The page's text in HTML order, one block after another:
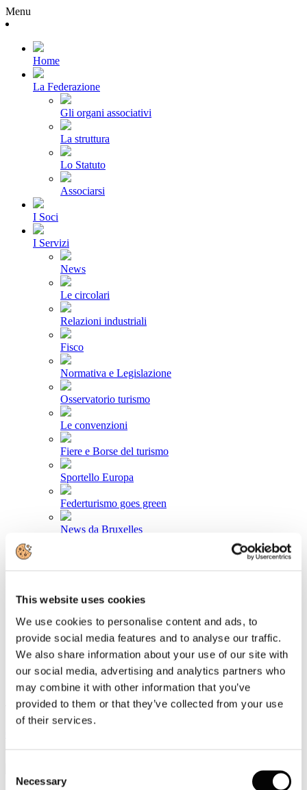
This website uses cookies
We use cookies to personalise content and ads, to
provide social media features and to analyse our traffic.
We also share information about your use of our site with
our social media, advertising and analytics partners who
may combine it with other information that you’ve
provided to them or that they’ve collected from your use
of their services.
Selection
Necessary
Menu
Home
La Federazione
Gli organi associativi
La struttura
Lo Statuto
Associarsi
I Soci
I Servizi
News
Le circolari
Relazioni industriali
Fisco
Normativa e Legislazione
Osservatorio turismo
Le convenzioni
Fiere e Borse del turismo
Sportello Europa
Federturismo goes green
News da Bruxelles
Newsletter
Video
Articoli e Interviste
Contatti
Tel. +39 320 57 80 986
Email segreteria@federturismo.it